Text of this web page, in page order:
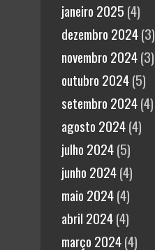
janeiro 2025 (4)
dezembro 2024(3)
novembro 2024(3)
outubro 2024(5)
setembro 2024(4)
agosto 2024(4)
julho 2024(5)
junho 2024(4)
maio 2024(4)
abril 2024(4)
março 2024(4)